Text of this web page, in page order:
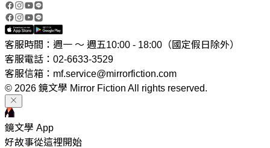
客服時間：週一 ～ 週五10:00 - 18:00（國定假日除外）
客服電話：02-6633-3529
客服信箱：mf.service@mirrorfiction.com
© 2026 鏡文學 Mirror Fiction All rights reserved.
鏡文學 App
好故事從這裡開始